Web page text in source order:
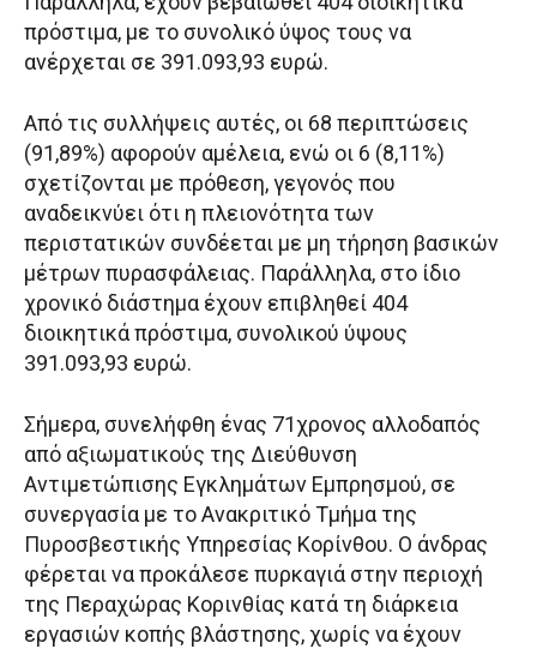
πρόστιμα, με το συνολικό ύψος τους να
ανέρχεται σε 391.093,93 ευρώ.
Από τις συλλήψεις αυτές, οι 68 περιπτώσεις
(91,89%) αφορούν αμέλεια, ενώ οι 6 (8,11%)
σχετίζονται με πρόθεση, γεγονός που
αναδεικνύει ότι η πλειονότητα των
περιστατικών συνδέεται με μη τήρηση βασικών
μέτρων πυρασφάλειας. Παράλληλα, στο ίδιο
χρονικό διάστημα έχουν επιβληθεί 404
διοικητικά πρόστιμα, συνολικού ύψους
391.093,93 ευρώ.
Σήμερα, συνελήφθη ένας 71χρονος αλλοδαπός
από αξιωματικούς της Διεύθυνση
Αντιμετώπισης Εγκλημάτων Εμπρησμού, σε
συνεργασία με το Ανακριτικό Τμήμα της
Πυροσβεστικής Υπηρεσίας Κορίνθου. Ο άνδρας
φέρεται να προκάλεσε πυρκαγιά στην περιοχή
της Περαχώρας Κορινθίας κατά τη διάρκεια
εργασιών κοπής βλάστησης, χωρίς να έχουν